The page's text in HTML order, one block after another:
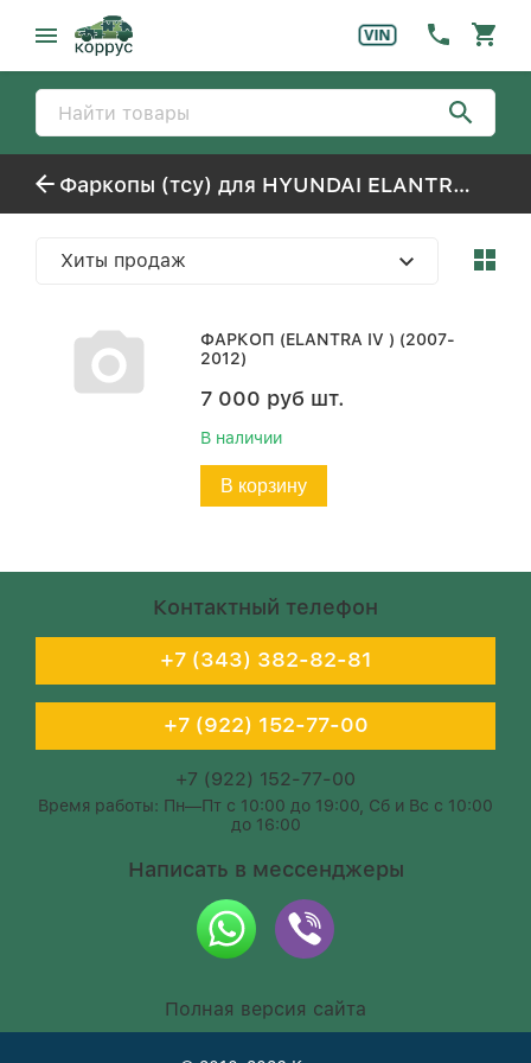
Фаркопы (тсу) для HYUNDAI ELANTRA-HD (2006-)
Хиты продаж
ФАРКОП (ELANTRA IV ) (2007-
2012)
7 000 руб шт.
В наличии
В корзину
Контактный телефон
+7 (343) 382-82-81
+7 (922) 152-77-00
+7 (922) 152-77-00
Время работы: Пн—Пт с 10:00 до 19:00, Сб и Вс с 10:00
до 16:00
Написать в мессенджеры
Полная версия сайта